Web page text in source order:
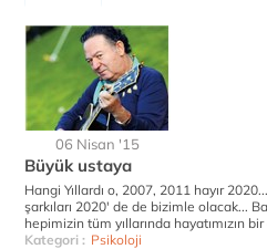
06 Nisan '15
Büyük ustaya
Hangi Yıllardı o, 2007, 2011 hayır
şarkıları 2020' de de bizimle olacak...
hepimizin tüm yıllarında hayatımızın bir
Kategori : Psikoloji